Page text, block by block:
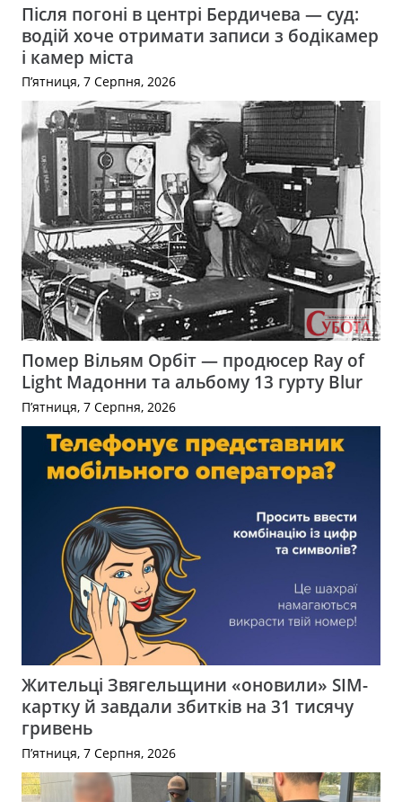
Після погоні в центрі Бердичева — суд:
водій хоче отримати записи з бодікамер
і камер міста
П’ятниця, 7 Серпня, 2026
Помер Вільям Орбіт — продюсер Ray of
Light Мадонни та альбому 13 гурту Blur
П’ятниця, 7 Серпня, 2026
Жительці Звягельщини «оновили» SIM-
картку й завдали збитків на 31 тисячу
гривень
П’ятниця, 7 Серпня, 2026